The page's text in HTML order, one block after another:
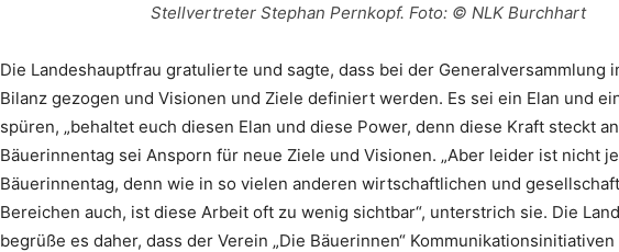
Stellvertreter Stephan Pernkopf. Foto: © NLK Burchhart
Die Landeshauptfrau gratulierte und sagte, dass bei der Generalversammlung
Bilanz gezogen und Visionen und Ziele definiert werden. Es sei ein Elan und
spüren, „behaltet euch diesen Elan und diese Power, denn diese Kraft steckt
Bäuerinnentag sei Ansporn für neue Ziele und Visionen. „Aber leider ist nicht
Bäuerinnentag, denn wie in so vielen anderen wirtschaftlichen und
Bereichen auch, ist diese Arbeit oft zu wenig sichtbar“, unterstrich sie. Die
begrüße es daher, dass der Verein „Die Bäuerinnen“ Kommunikationsinitiativen